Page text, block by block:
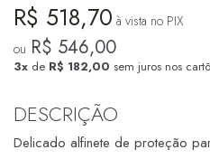
R$ 518,70 à vista no PIX
ou R$ 546,00
3x de R$ 182,00 sem juros nos
DESCRIÇÃO
Delicado alfinete de proteção